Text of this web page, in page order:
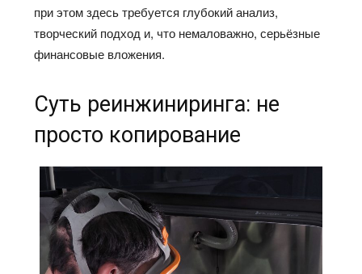
при этом здесь требуется глубокий анализ,
творческий подход и, что немаловажно, серьёзные
финансовые вложения.
Суть реинжиниринга: не
просто копирование